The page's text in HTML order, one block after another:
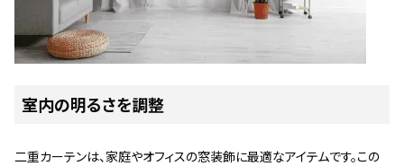
室内の明るさを調整
二重カーテンは、家庭やオフィスの窓装飾に最適なアイテムです。この